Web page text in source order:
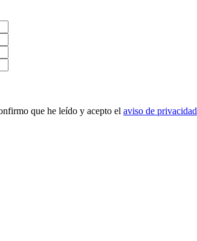
que he leído y acepto el aviso de privacidad